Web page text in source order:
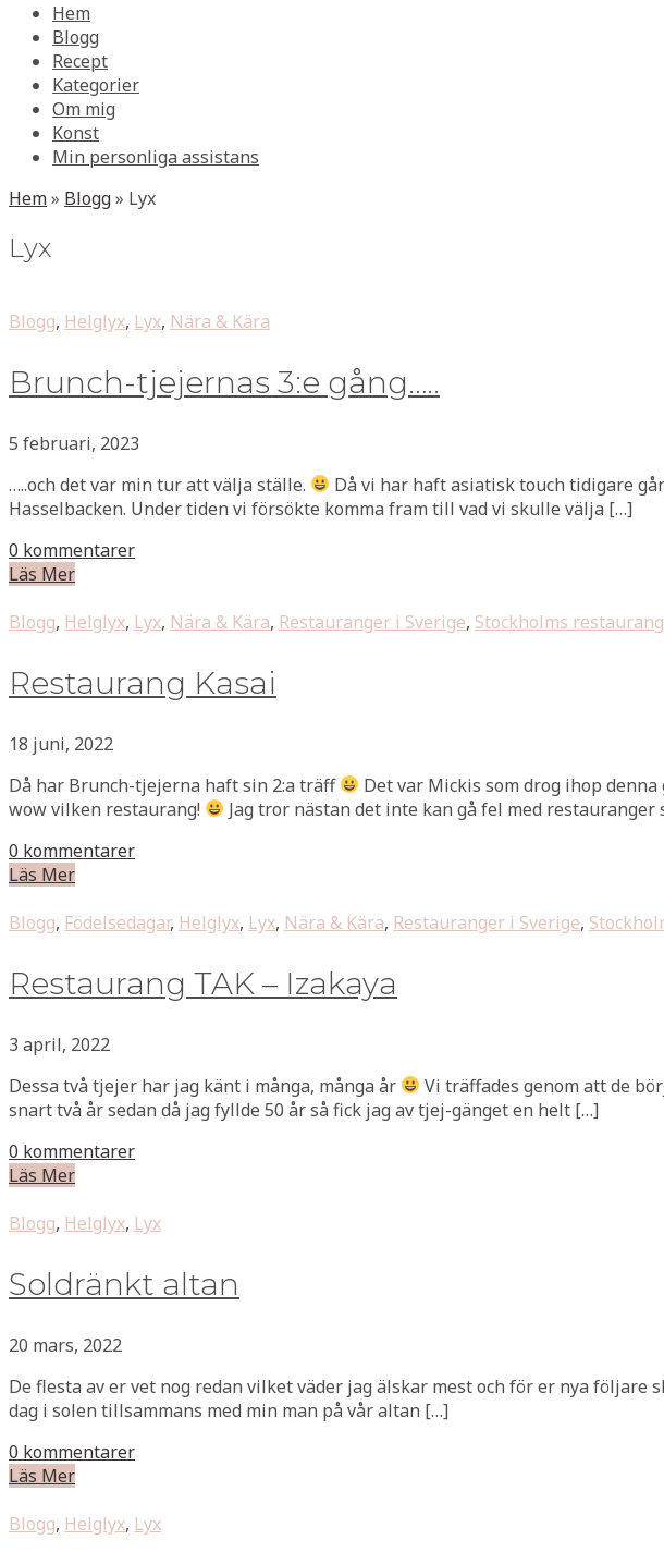
Hem
Blogg
Recept
Kategorier
Om mig
Konst
Min personliga assistans
Hem» Blogg» Lyx
Lyx
Blogg, Helglyx, Lyx, Nära & Kära
Brunch-tjejernas 3:e gång…..
5 februari, 2023
…..och det var min tur att välja ställe.
Då vi har haft asiatisk touch tidigare
Hasselbacken. Under tiden vi försökte komma fram till vad vi skulle välja […]
0 kommentarer
Läs Mer
Blogg, Helglyx, Lyx, Nära & Kära, Restauranger i Sverige, Stockholms
Restaurang Kasai
18 juni, 2022
Då har Brunch-tjejerna haft sin 2:a träff
Det var Mickis som drog ihop
wow vilken restaurang!
Jag tror nästan det inte kan gå fel med
0 kommentarer
Läs Mer
Blogg, Födelsedagar, Helglyx, Lyx, Nära & Kära, Restauranger i Sverige,
Restaurang TAK – Izakaya
3 april, 2022
Dessa två tjejer har jag känt i många, många år
Vi träffades genom att de
snart två år sedan då jag fyllde 50 år så fick jag av tjej-gänget en helt […]
0 kommentarer
Läs Mer
Blogg, Helglyx, Lyx
Soldränkt altan
20 mars, 2022
De flesta av er vet nog redan vilket väder jag älskar mest och för er nya följare
dag i solen tillsammans med min man på vår altan […]
0 kommentarer
Läs Mer
Blogg, Helglyx, Lyx